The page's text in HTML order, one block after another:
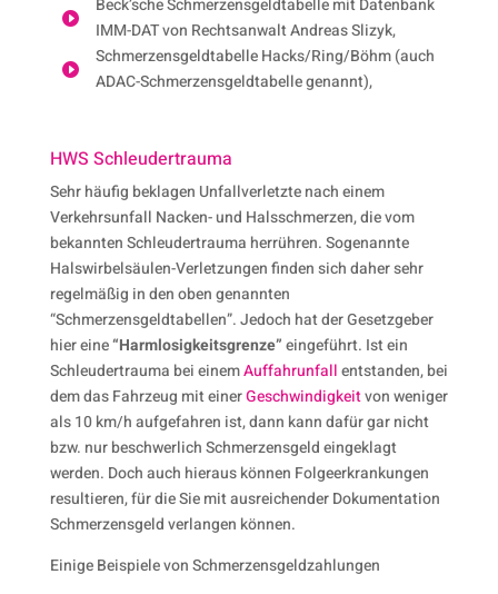

Beck’sche Schmerzensgeldtabelle mit Datenbank
IMM-DAT von Rechtsanwalt Andreas Slizyk,

Schmerzensgeldtabelle Hacks/Ring/Böhm (auch
ADAC-Schmerzensgeldtabelle genannt),
HWS Schleudertrauma
Sehr häufig beklagen Unfallverletzte nach einem
Verkehrsunfall Nacken- und Halsschmerzen, die vom
bekannten Schleudertrauma herrühren. Sogenannte
Halswirbelsäulen-Verletzungen finden sich daher sehr
regelmäßig in den oben genannten
“Schmerzensgeldtabellen”. Jedoch hat der Gesetzgeber
hier eine“Harmlosigkeitsgrenze”eingeführt. Ist ein
Schleudertrauma bei einemAuffahrunfallentstanden, bei
dem das Fahrzeug mit einerGeschwindigkeitvon weniger
als 10 km/h aufgefahren ist, dann kann dafür gar nicht
bzw. nur beschwerlich Schmerzensgeld eingeklagt
werden. Doch auch hieraus können Folgeerkrankungen
resultieren, für die Sie mit ausreichender Dokumentation
Schmerzensgeld verlangen können.
Einige Beispiele von Schmerzensgeldzahlungen